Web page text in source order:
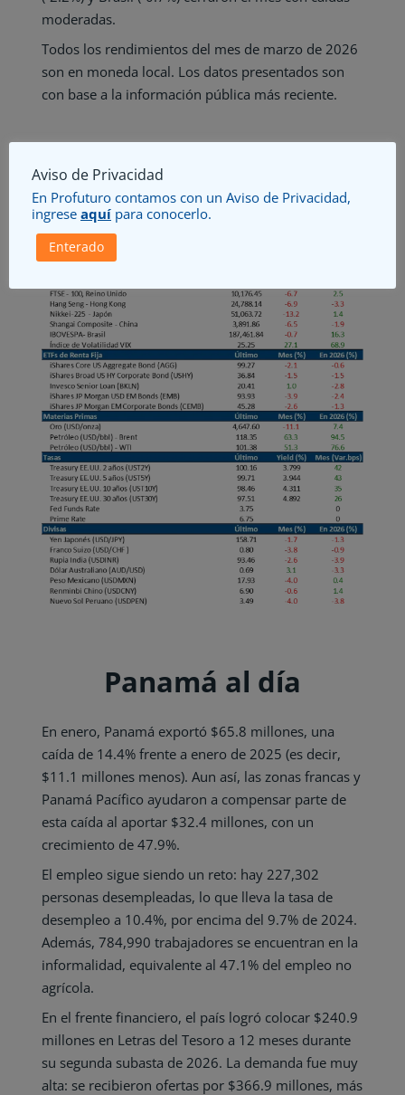
moderadas.
Todos los rendimientos del mes de marzo de 2026
son en moneda local. Los datos presentados son
con base a la información pública más reciente.
Principales índices
Panamá al día
En enero, Panamá exportó $65.8 millones, una
caída de 14.4% frente a enero de 2025 (es decir,
$11.1 millones menos). Aun así, las zonas francas y
Panamá Pacífico ayudaron a compensar parte de
esta caída al aportar $32.4 millones, con un
crecimiento de 47.9%.
El empleo sigue siendo un reto: hay 227,302
personas desempleadas, lo que lleva la tasa de
desempleo a 10.4%, por encima del 9.7% de 2024.
Además, 784,990 trabajadores se encuentran en la
informalidad, equivalente al 47.1% del empleo no
agrícola.
En el frente financiero, el país logró colocar $240.9
millones en Letras del Tesoro a 12 meses durante
su segunda subasta de 2026. La demanda fue muy
alta: se recibieron ofertas por $366.9 millones, más
Aviso de Privacidad
En Profuturo contamos con un Aviso de Privacidad,
ingrese aquí para conocerlo.
Enterado